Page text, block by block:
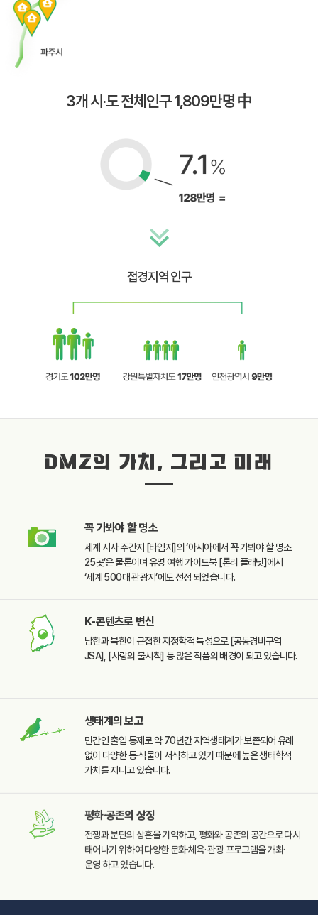
3개 시·도 전체인구 1,809만명 中
접경지역 인구
DMZ의 가치, 그리고 미래
꼭 가봐야 할명소
세계 시사 주간지 [타임지]의 ‘아시아에서 꼭 가봐야 할명소
25곳’은 물론이며 유명 여행 가이드북[론리 플래닛]에서
‘세계 500대 관광지’에도선정 되었습니다.
K-콘텐츠로 변신
남한과 북한이 근접한지정학적 특성으로[공동경비구역
JSA], [사랑의 불시착] 등 많은작품의 배경이 되고 있습니다.
생태계의 보고
민간인 출입 통제로 약 70년간지역생태계가 보존되어 유례
없이 다양한 동·식물이 서식하고있기 때문에 높은 생태학적
가치를 지니고 있습니다.
평화·공존의 상징
전쟁과 분단의 상흔을기억하고, 평화와 공존의공간으로 다시
태어나기위하여 다양한 문화·체육·관광 프로그램을 개최·
운영하고 있습니다.